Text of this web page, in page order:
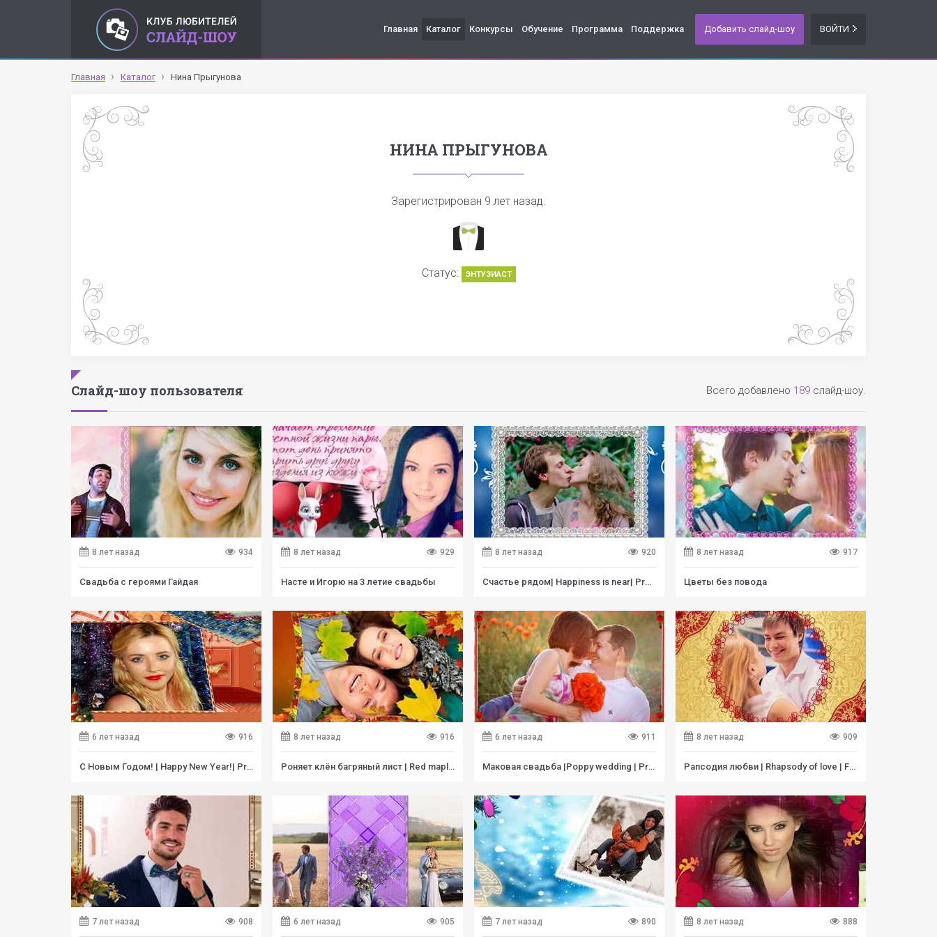
Главная Каталог Конкурсы Обучение Программа Поддержка Добавить слайд-шоу ВОЙТИ
Главная Каталог Нина Прыгунова
НИНА ПРЫГУНОВА
Зарегистрирован 9 лет назад.
Статус: ЭНТУЗИАСТ
Слайд-шоу пользователя Всего добавлено 189 слайд-шоу.
8 лет назад 934
Свадьба с героями Гайдая
8 лет назад 929
Насте и Игорю на 3 летие свадьбы
8 лет назад 920
Счастье рядом| Happiness is near| Project for ProShow Producer
8 лет назад 917
Цветы без повода
6 лет назад 916
С Новым Годом! | Happy New Year!| Project for ProShow Producer
8 лет назад 916
Роняет клён багряный лист | Red maple leaf crimson | Free project for ProShow Producer
6 лет назад 911
Маковая свадьба |Poppy wedding | Project for ProShow Producer
8 лет назад 909
Рапсодия любви | Rhapsody of love | Free project for ProShow Producer
7 лет назад 908 6 лет назад 905 7 лет назад 890 8 лет назад 888